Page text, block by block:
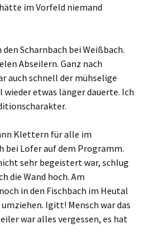
im Vorfeld niemand
Scharnbach bei Weißbach.
Abseilern. Ganz nach
auch schnell der mühselige
wieder etwas länger dauerte. Ich
Klettern für alle im
Lofer auf dem Programm.
sehr begeistert war, schlug
die Wand hoch. Am
in den Fischbach im Heutal
Igitt! Mensch war das
war alles vergessen, es hat